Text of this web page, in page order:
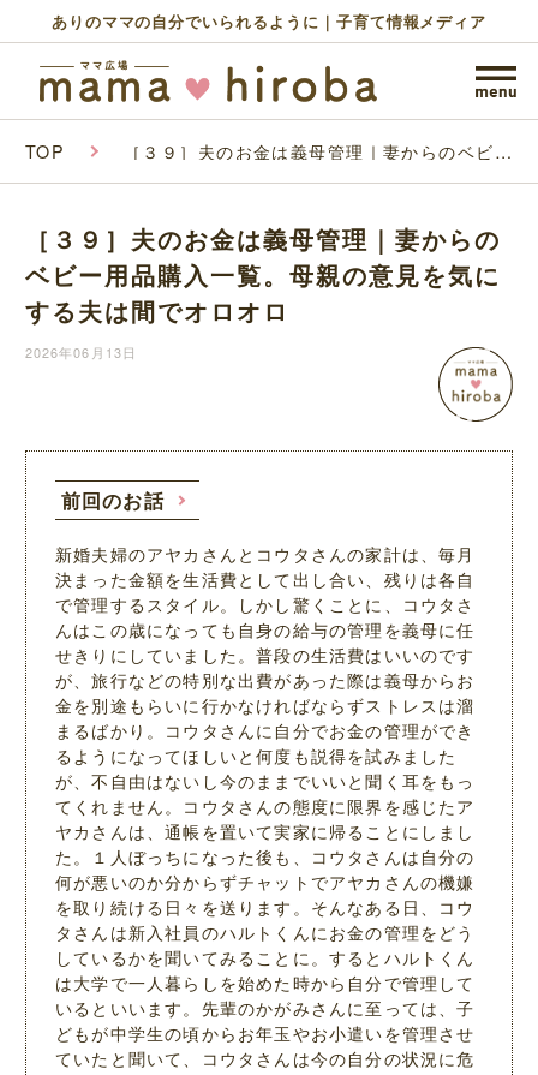
ありのママの自分でいられるように｜子育て情報メディア
TOP ［３９］夫のお金は義母管理｜妻からのベビー
オロオロ
［３９］夫のお金は義母管理｜妻からの
ベビー用品購入一覧。母親の意見を気に
する夫は間でオロオロ
2026年06月13日
前回のお話
新婚夫婦のアヤカさんとコウタさんの家計は、毎月
決まった金額を生活費として出し合い、残りは各自
で管理するスタイル。しかし驚くことに、コウタさ
んはこの歳になっても自身の給与の管理を義母に任
せきりにしていました。普段の生活費はいいのです
が、旅行などの特別な出費があった際は義母からお
金を別途もらいに行かなければならずストレスは溜
まるばかり。コウタさんに自分でお金の管理ができ
るようになってほしいと何度も説得を試みました
が、不自由はないし今のままでいいと聞く耳をもっ
てくれません。コウタさんの態度に限界を感じたア
ヤカさんは、通帳を置いて実家に帰ることにしまし
た。１人ぼっちになった後も、コウタさんは自分の
何が悪いのか分からずチャットでアヤカさんの機嫌
を取り続ける日々を送ります。そんなある日、コウ
タさんは新入社員のハルトくんにお金の管理をどう
しているかを聞いてみることに。するとハルトくん
は大学で一人暮らしを始めた時から自分で管理して
いるといいます。先輩のかがみさんに至っては、子
どもが中学生の頃からお年玉やお小遣いを管理させ
ていたと聞いて、コウタさんは今の自分の状況に危